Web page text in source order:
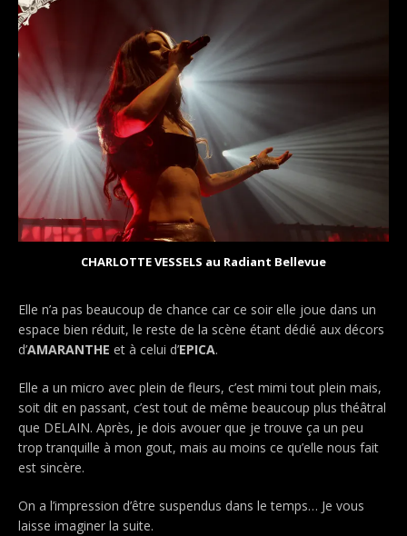
CHARLOTTE VESSELS au Radiant Bellevue
Elle n’a pas beaucoup de chance car ce soir elle joue dans un
espace bien réduit, le reste de la scène étant dédié aux décors
d’AMARANTHE et à celui d’EPICA.
Elle a un micro avec plein de fleurs, c’est mimi tout plein mais,
soit dit en passant, c’est tout de même beaucoup plus théâtral
que DELAIN. Après, je dois avouer que je trouve ça un peu
trop tranquille à mon gout, mais au moins ce qu’elle nous fait
est sincère.
On a l’impression d’être suspendus dans le temps… Je vous
laisse imaginer la suite.